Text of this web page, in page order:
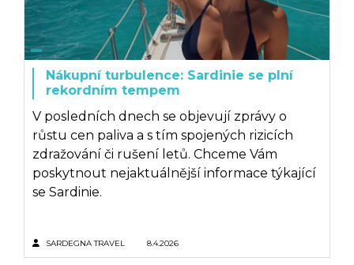
Nákupní turbulence: Sardinie se plní
rekordním tempem
V posledních dnech se objevují zprávy o
růstu cen paliva a s tím spojených rizicích
zdražování či rušení letů. Chceme Vám
poskytnout nejaktuálnější informace týkající
se Sardinie.
SARDEGNA TRAVEL 8.4.2026